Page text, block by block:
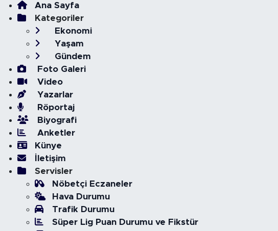
Ana Sayfa
Kategoriler
Ekonomi
Yaşam
Gündem
Foto Galeri
Video
Yazarlar
Röportaj
Biyografi
Anketler
Künye
İletişim
Servisler
Nöbetçi Eczaneler
Hava Durumu
Trafik Durumu
Süper Lig Puan Durumu ve Fikstür